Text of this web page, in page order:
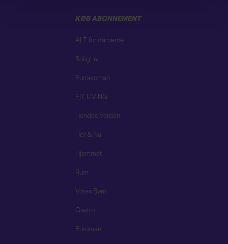
KØB ABONNEMENT
ALT for damerne
BoligLiv
Eurowoman
FIT LIVING
Hendes Verden
Her & Nu
Hjemmet
Rum
Vores Børn
Gastro
Euroman